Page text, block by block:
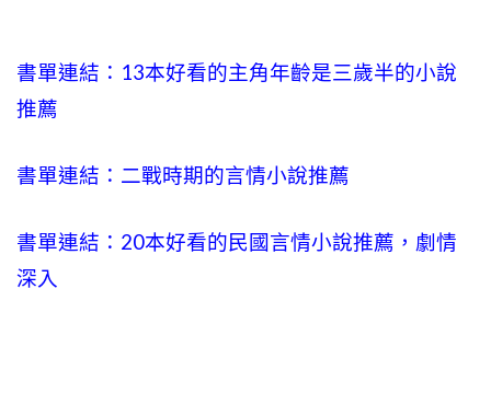
書單連結：13本好看的主角年齡是三歲半的小說
推薦
書單連結：二戰時期的言情小說推薦
書單連結：20本好看的民國言情小說推薦，劇情
深入